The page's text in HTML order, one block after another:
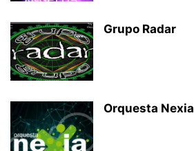
Grupo Radar
Orquesta Nexia